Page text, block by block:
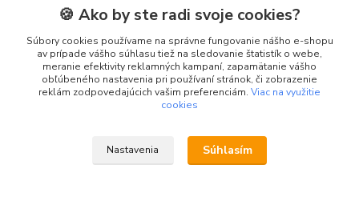
+421 911 010 560
Po-Pia, 13-17 hod.
info@presmartfon.sk
🍪 Ako by ste radi svoje cookies?
Súbory cookies používame na správne fungovanie nášho e-shopu
av prípade vášho súhlasu tiež na sledovanie štatistík o webe,
meranie efektivity reklamných kampaní, zapamätanie vášho
obľúbeného nastavenia pri používaní stránok, či zobrazenie
reklám zodpovedajúcich vašim preferenciám. Viac na využitie
cookies
Nastavenia Súhlasím